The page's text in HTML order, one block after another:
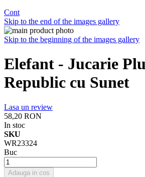
Cont
Skip to the end of the images gallery
Skip to the beginning of the images gallery
Elefant - Jucarie
Republic cu Sunet
Lasa un review
58,20 RON
In stoc
SKU
WR23324
Buc
Adauga in cos